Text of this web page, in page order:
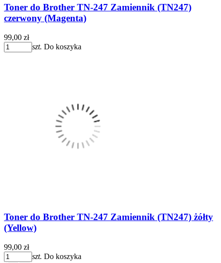
Toner do Brother TN-247 Zamiennik (TN247)
czerwony (Magenta)
99,00 zł
szt. Do koszyka
Toner do Brother TN-247 Zamiennik (TN247) żółty
(Yellow)
99,00 zł
szt. Do koszyka